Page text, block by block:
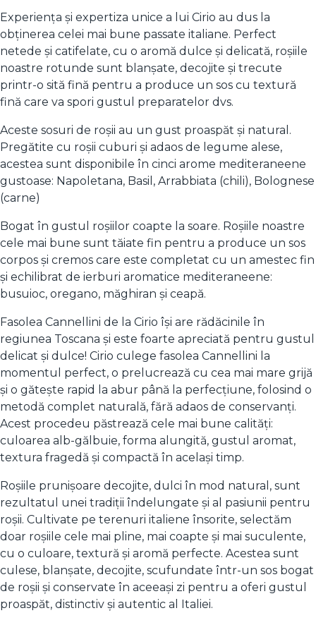
Experiența și expertiza unice a lui Cirio au dus la
obținerea celei mai bune passate italiane. Perfect
netede și catifelate, cu o aromă dulce și delicată, roșiile
noastre rotunde sunt blanșate, decojite și trecute
printr-o sită fină pentru a produce un sos cu textură
fină care va spori gustul preparatelor dvs.
Aceste sosuri de roșii au un gust proaspăt și natural.
Pregătite cu roșii cuburi și adaos de legume alese,
acestea sunt disponibile în cinci arome mediteraneene
gustoase: Napoletana, Basil, Arrabbiata (chili), Bolognese
(carne)
Bogat în gustul roșiilor coapte la soare. Roșiile noastre
cele mai bune sunt tăiate fin pentru a produce un sos
corpos și cremos care este completat cu un amestec fin
și echilibrat de ierburi aromatice mediteraneene:
busuioc, oregano, măghiran și ceapă.
Fasolea Cannellini de la Cirio își are rădăcinile în
regiunea Toscana și este foarte apreciată pentru gustul
delicat și dulce! Cirio culege fasolea Cannellini la
momentul perfect, o prelucrează cu cea mai mare grijă
și o gătește rapid la abur până la perfecțiune, folosind o
metodă complet naturală, fără adaos de conservanți.
Acest procedeu păstrează cele mai bune calități:
culoarea alb-gălbuie, forma alungită, gustul aromat,
textura fragedă și compactă în același timp.
Roșiile prunișoare decojite, dulci în mod natural, sunt
rezultatul unei tradiții îndelungate și al pasiunii pentru
roșii. Cultivate pe terenuri italiene însorite, selectăm
doar roșiile cele mai pline, mai coapte și mai suculente,
cu o culoare, textură și aromă perfecte. Acestea sunt
culese, blanșate, decojite, scufundate într-un sos bogat
de roșii și conservate în aceeași zi pentru a oferi gustul
proaspăt, distinctiv și autentic al Italiei.